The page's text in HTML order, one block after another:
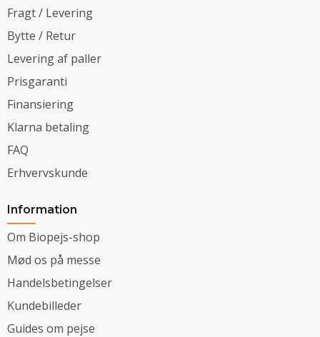
Fragt / Levering
Bytte / Retur
Levering af paller
Prisgaranti
Finansiering
Klarna betaling
FAQ
Erhvervskunde
Information
Om Biopejs-shop
Mød os på messe
Handelsbetingelser
Kundebilleder
Guides om pejse